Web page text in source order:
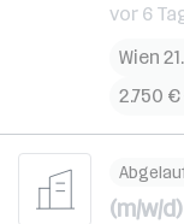
vor 6
Wien
2.750
(m/w/d)